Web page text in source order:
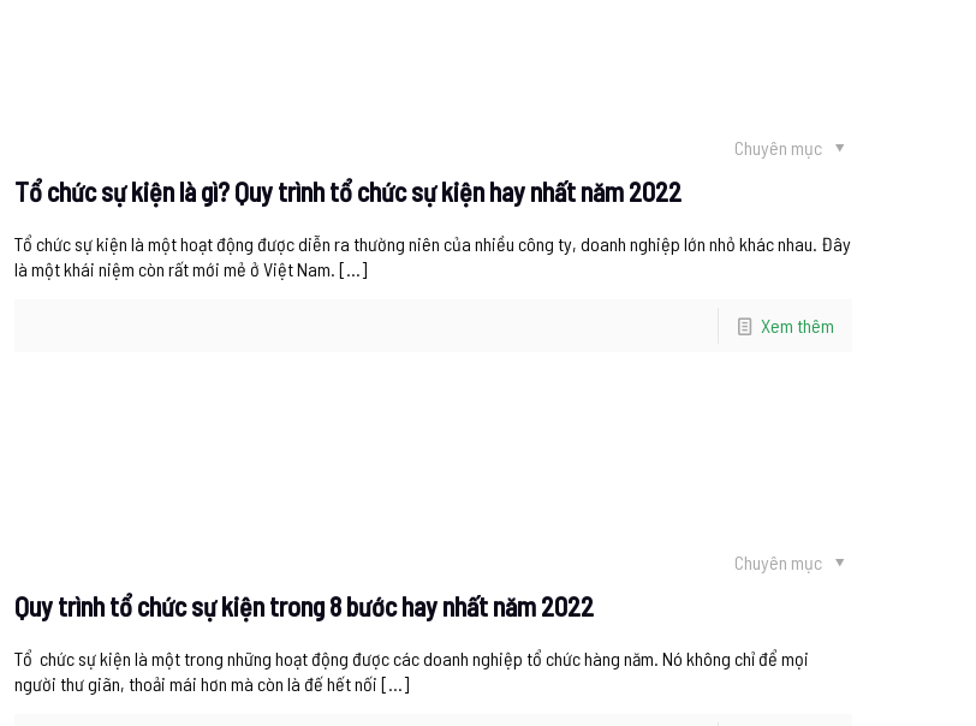
Chuyên mục
Tổ chức sự kiện là gì? Quy trình tổ chức sự kiện hay nhất năm 2022
Tổ chức sự kiện là một hoạt động được diễn ra thường niên của nhiều công ty, doanh nghiệp lớn nhỏ khác nhau. Đây
là một khái niệm còn rất mới mẻ ở Việt Nam. […]
Xem thêm
Chuyên mục
Quy trình tổ chức sự kiện trong 8 bước hay nhất năm 2022
Tổ chức sự kiện là một trong những hoạt động được các doanh nghiệp tổ chức hàng năm. Nó không chỉ để mọi
người thư giãn, thoải mái hơn mà còn là đế hết nối […]